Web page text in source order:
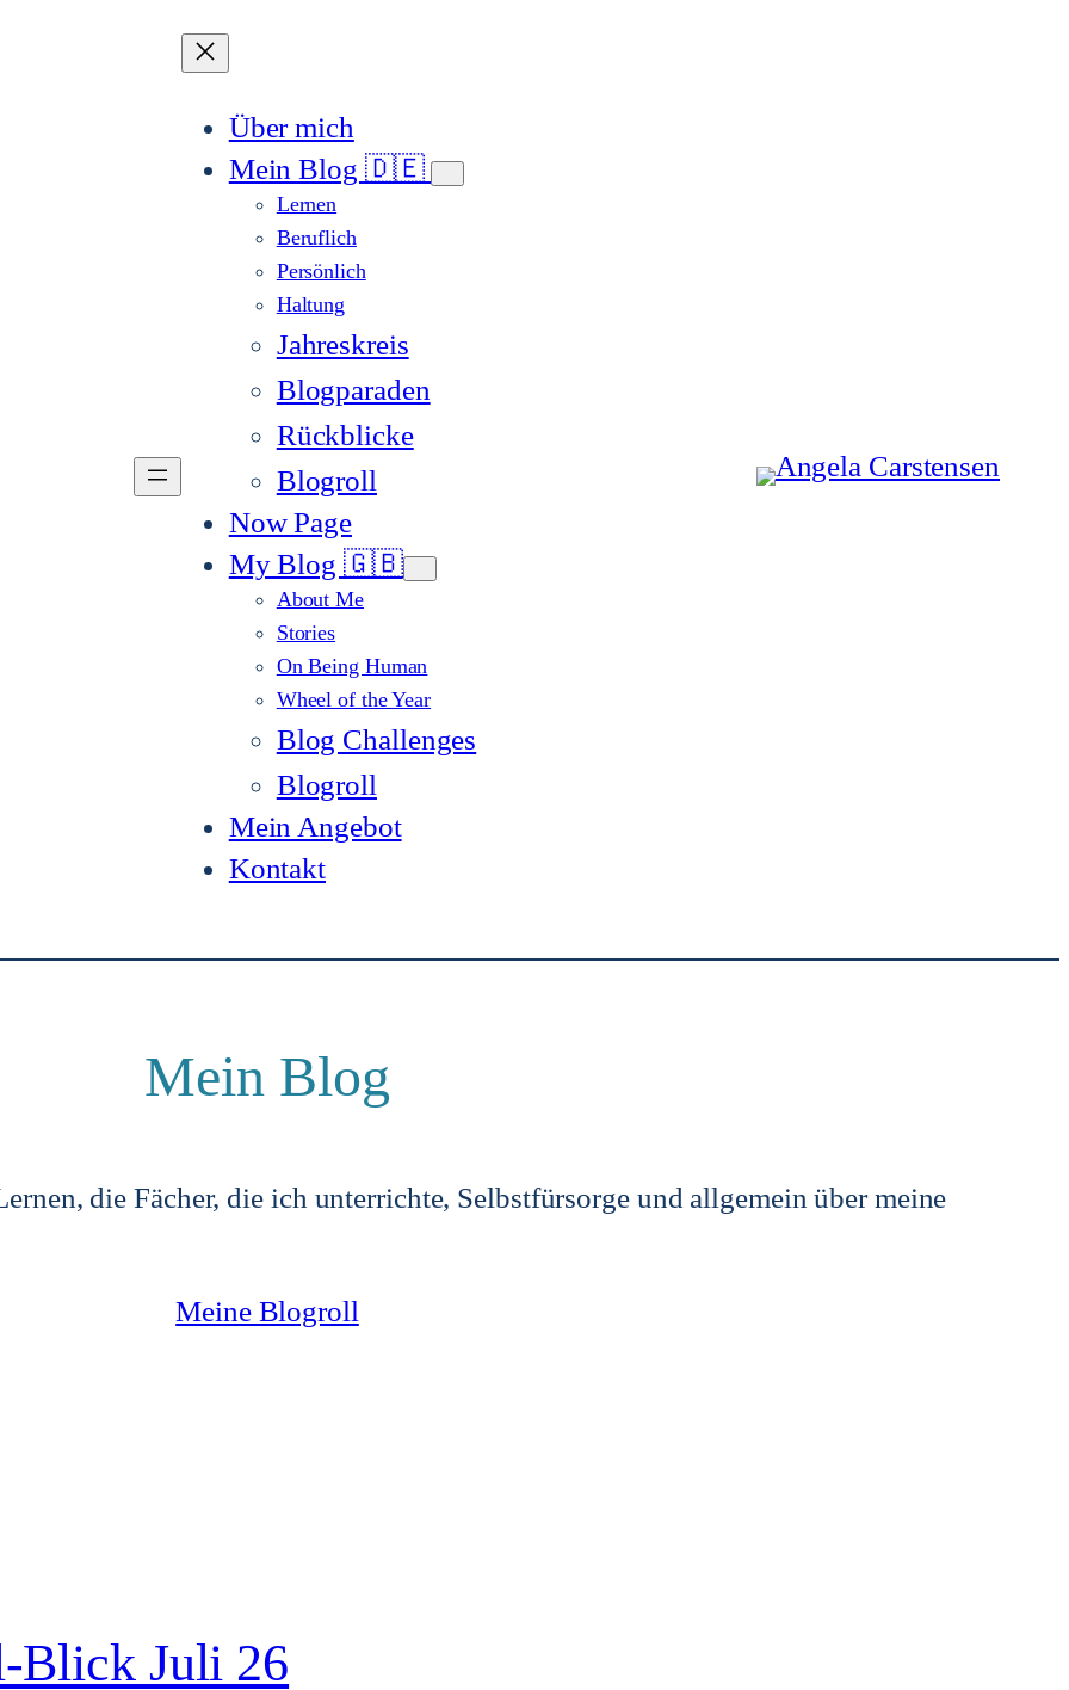
Über mich
Mein Blog 🇩🇪
Lernen
Beruflich
Persönlich
Haltung
Jahreskreis
Blogparaden
Rückblicke
Blogroll
Now Page
My Blog 🇬🇧
About Me
Stories
On Being Human
Wheel of the Year
Blog Challenges
Blogroll
Mein Angebot
Kontakt
Mein Blog
die Fächer, die ich unterrichte, Selbstfürsorge und allgemein über meine
Meine Blogroll
Blick Juli 26